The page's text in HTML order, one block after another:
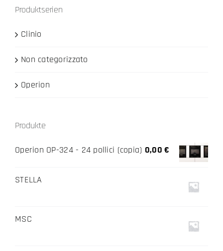
Produktserien
Clinio
Non categorizzato
Operion
Produkte
Operion OP-324 - 24 pollici (copia) 0,00€
STELLA
MSC